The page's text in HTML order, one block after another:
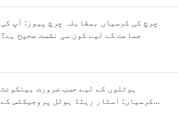
چرچ کی کرسیاں بمقابلہ چرچ پیوز: آپ کی
جماعت کے لیے کون سی نشست صحیح ہے؟
ہوٹلوں کے لیے حسب ضرورت بینکوئٹ
کرسیاں: اسٹار ریٹڈ ہوٹل پروجیکٹس کے